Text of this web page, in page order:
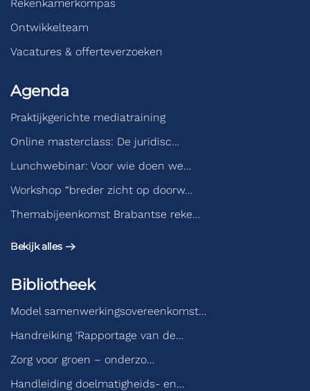
Rekenkamerkompas
Ontwikkelteam
Vacatures & offerteverzoeken
Agenda
Praktijkgerichte mediatraining
Online masterclass: De juridisc…
Lunchwebinar: Voor wie doen we…
Workshop “breder zicht op doorw…
Themabijeenkomst Brabantse reke…
Bekijk alles
Bibliotheek
Model samenwerkingsovereenkomst…
Handreiking ‘Rapportage van de…
Zorg voor groen – onderzo…
Handleiding doelmatigheids- en…